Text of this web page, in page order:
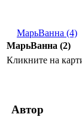
МарьВанна (4)
МарьВанна (2)
Кликните на
Автор